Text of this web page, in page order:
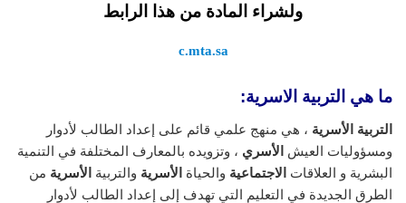
ولشراء المادة من هذا الرابط
c.mta.sa
ما هي التربية الاسرية:
التربية الأسرية ، هي منهج علمي قائم على إعداد الطالب لأدوار
ومسؤوليات العيش
الأسري ، وتزويده بالمعارف المختلفة في التنمية
البشرية و العلاقات
الاجتماعية والحياة الأسرية والتربية الأسرية من
الطرق الجديدة في التعليم التي تهدف إلى إعداد الطالب لأدوار